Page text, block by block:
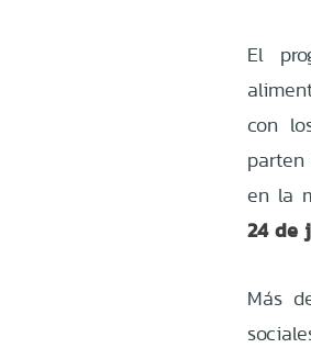
El
con
en la
24 de
Más